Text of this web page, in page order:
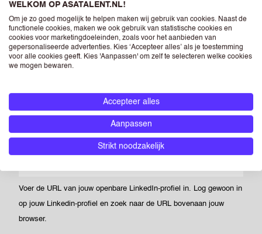
Powered by PQINA
Upload hier jouw CV. Dit is je visitekaartje voor ons én voor
opdrachtgevers waar we je voorstellen. Je kunt een foto opnemen
op je CV, maar als je dit niet doet heeft dit geen negatieve
Netherlands - toestemming om deze te verwerken en te
verstrekken aan (potentiële) opdrachtgevers.
LINKEDIN(OPTIONEEL)
Voer de URL van jouw openbare LinkedIn-profiel in. Log gewoon in
op jouw Linkedin-profiel en zoek naar de URL bovenaan jouw
browser.
WELKOM OP ASATALENT.NL!
Om je zo goed mogelijk te helpen maken wij gebruik van cookies. Naast de
functionele cookies, maken we ook gebruik van statistische cookies en
cookies voor marketingdoeleinden, zoals voor het aanbieden van
gepersonaliseerde advertenties. Kies ‘Accepteer alles’ als je toestemming
voor alle cookies geeft. Kies 'Aanpassen' om zelf te selecteren welke cookies
we mogen bewaren.
Accepteer alles
Aanpassen
Strikt noodzakelijk